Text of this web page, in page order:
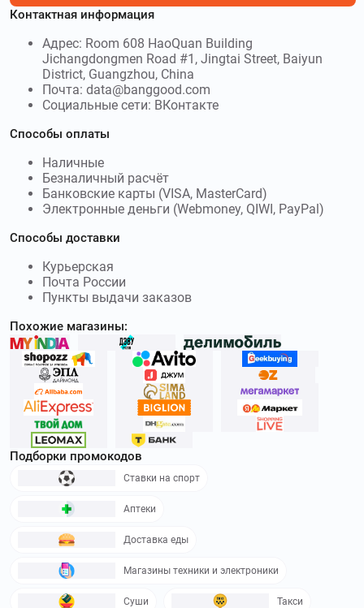
Контактная информация
Адрес: Room 608 HaoQuan Building
Jichangdongmen Road #1, Jingtai Street, Baiyun
District, Guangzhou, China
Почта: data@banggood.com
Социальные сети: ВКонтакте
Способы оплаты
Наличные
Безналичный расчёт
Банковские карты (VISA, MasterCard)
Электронные деньги (Webmoney, QIWI, PayPal)
Способы доставки
Курьерская
Почта России
Пункты выдачи заказов
Похожие магазины:
Подборки промокодов
Ставки на спорт
Аптеки
Доставка еды
Магазины техники и электроники
Суши Такси